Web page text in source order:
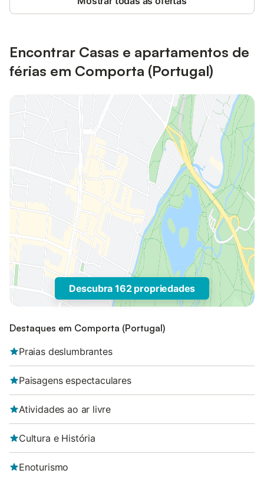
Encontrar Casas e apartamentos de
férias em Comporta (Portugal)
Descubra 162 propriedades
Destaques em Comporta (Portugal)
Praias deslumbrantes
Paisagens espectaculares
Atividades ao ar livre
Cultura e História
Enoturismo